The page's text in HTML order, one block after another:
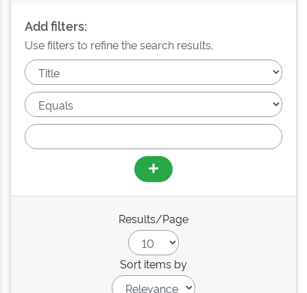
Add filters:
Use filters to refine the search results.
Results/Page
Sort items by